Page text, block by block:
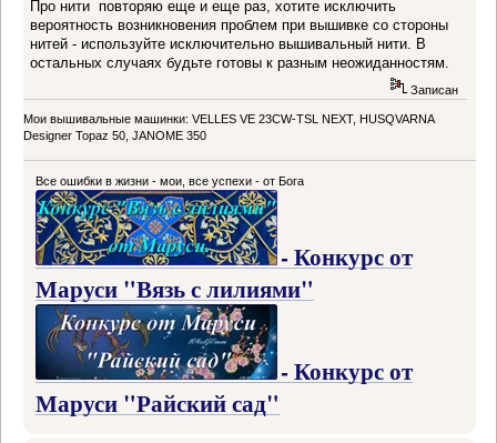
Про нити повторяю еще и еще раз, хотите исключить
вероятность возникновения проблем при вышивке со стороны
нитей - используйте исключительно вышивальный нити. В
остальных случаях будьте готовы к разным неожиданностям.
Записан
Мои вышивальные машинки: VELLES VE 23CW-TSL NEXT, HUSQVARNA
Designer Topaz 50, JANOME 350
Все ошибки в жизни - мои, все успехи - от Бога
- Конкурс от
Маруси "Вязь с лилиями"
- Конкурс от
Маруси "Райский сад"